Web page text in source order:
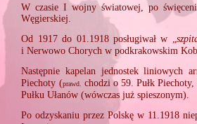
W czasie I wojny światowej, po
Węgierskiej.
Od 1917 do 01.1918 posługiwał w „
i Nerwowo Chorych w podkrakowskim
Następnie kapelan jednostek
Piechoty (prawd. chodzi o 59. Pułk
Pułku Ułanów (wówczas już spieszonym).
Po odzyskaniu przez Polskę w 11.1918